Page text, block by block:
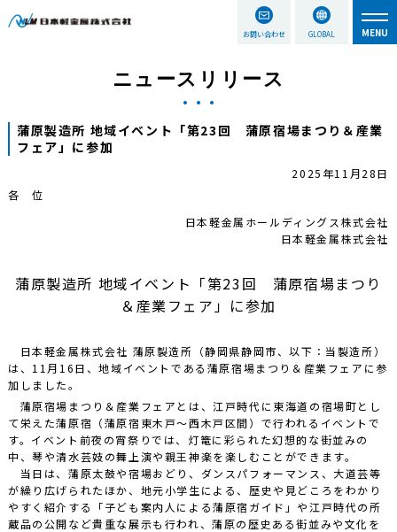
お問い合わせ GLOBAL
ニュースリリース
蒲原製造所 地域イベント「第23回 蒲原宿場まつり＆産業
フェア」に参加
2025年11月28日
各 位
日本軽金属ホールディングス株式会社
日本軽金属株式会社
蒲原製造所 地域イベント「第23回 蒲原宿場まつり
＆産業フェア」に参加
日本軽金属株式会社 蒲原製造所（静岡県静岡市、以下：当製造所）
は、11月16日、地域イベントである蒲原宿場まつり＆産業フェアに参
加しました。
蒲原宿場まつり＆産業フェアとは、江戸時代に東海道の宿場町とし
て栄えた蒲原宿（蒲原宿東木戸～西木戸区間）で行われるイベントで
す。イベント前夜の宵祭りでは、灯篭に彩られた幻想的な街並みの
中、琴や清水芸妓の舞上演や親王神楽を楽しむことができます。
当日は、蒲原太鼓や宿場おどり、ダンスパフォーマンス、大道芸等
が繰り広げられたほか、地元小学生による、歴史や見どころをわかり
やすく紹介する「子ども案内人による蒲原宿ガイド」や江戸時代の所
蔵品の公開など貴重な展示も行われ、蒲原の歴史ある街並みや文化を